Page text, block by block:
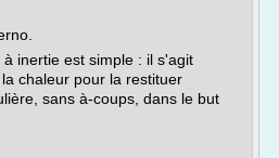
inertie est simple : il s'agit
chaleur pour la restituer
sans à-coups, dans le but